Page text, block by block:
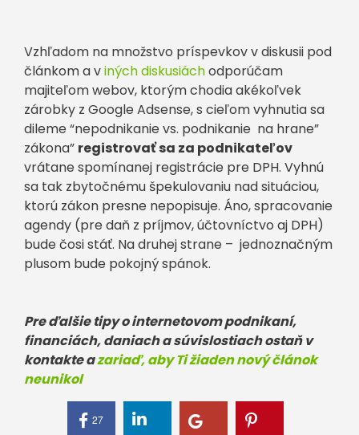
Vzhľadom na množstvo príspevkov v diskusii pod
článkom a viných diskusiáchodporúčam
majiteľom webov, ktorým chodia akékoľvek
zárobky z Google Adsense, s cieľom vyhnutia sa
dileme “nepodnikanie vs. podnikanie na hrane”
zákona” registrovať sa za podnikateľov
vrátane spomínanej registrácie pre DPH. Vyhnú
sa tak zbytočnému špekulovaniu nad situáciou,
ktorú zákon presne nepopisuje. Áno, spracovanie
agendy (pre daň z príjmov, účtovníctvo aj DPH)
bude čosi stáť. Na druhej strane – jednoznačným
plusom bude pokojný spánok.
Pre ďalšie tipy o internetovom podnikaní,
financiách, daniach a súvislostiach ostaň v
kontakte azariaď, aby Ti žiaden nový článok
neunikol
27